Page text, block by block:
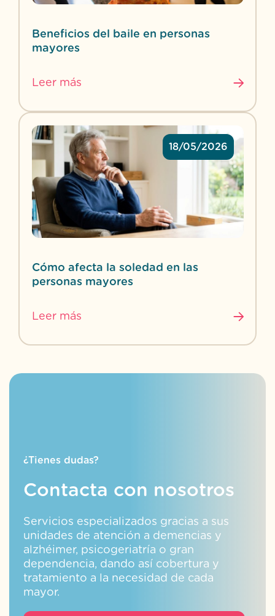
Beneficios del baile en personas
mayores
Leer más
18/05/2026
Cómo afecta la soledad en las
personas mayores
Leer más
¿Tienes dudas?
Contacta con nosotros
Servicios especializados gracias a sus
unidades de atención a demencias y
alzhéimer, psicogeriatría o gran
dependencia, dando así cobertura y
tratamiento a la necesidad de cada
mayor.